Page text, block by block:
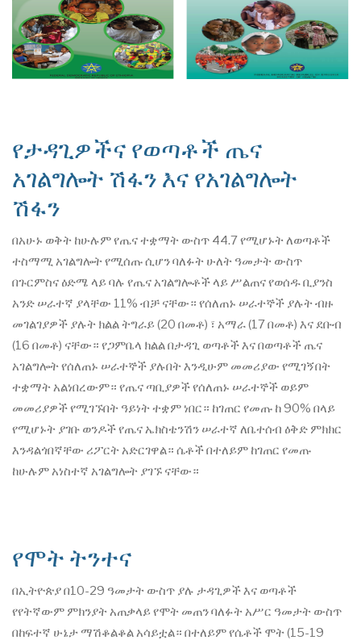
የታዳጊዎችና የወጣቶች ጤና
አገልግሎት ሽፋን እና የአገልግሎት
ሽፋን
በአሁኑ ወቅት ከሁሉም የጤና ተቋማት ውስጥ 44.7 የሚሆኑት ለወጣቶች
ተስማሚ አገልግሎት የሚሰጡ ሲሆን ባለፉት ሁለት ዓመታት ውስጥ
በጉርምስና ዕድሜ ላይ ባሉ የጤና አገልግሎቶች ላይ ሥልጠና የወሰዱ ቢያንስ
አንድ ሠራተኛ ያላቸው 11% ብቻ ናቸው። የሰለጠኑ ሠራተኞች ያሉት ብዙ
መገልገያዎች ያሉት ክልል ትግራይ (20 በመቶ) ፣ አማራ (17 በመቶ) እና ደቡብ
(16 በመቶ) ናቸው። የጋምቤላ ክልል በታዳጊ ወጣቶች እና በወጣቶች ጤና
አገልግሎት የሰለጠኑ ሠራተኞች ያሉበት እንዲሁም መመሪያው የሚገኝበት
ተቋማት አልነበረውም። የጤና ጣቢያዎች የሰለጠኑ ሠራተኞች ወይም
መመሪያዎች የሚገኙበት ዓይነት ተቋም ነበር። ከገጠር የመጡ ከ 90% በላይ
የሚሆኑት ያገቡ ወንዶች የጤና ኤክስቴንሽን ሠራተኛ ለቤተሰብ ዕቅድ ምክክር
እንዳልጎበኛቸው ሪፖርት አድርገዋል። ሴቶች በተለይም ከገጠር የመጡ
ከሁሉም አነስተኛ አገልግሎት ያገኙ ናቸው።
የሞት ትንተና
በኢትዮጵያ በ10-29 ዓመታት ውስጥ ያሉ ታዳጊዎች እና ወጣቶች
የየትኛውም ምክንያት አጠቃላይ የሞት መጠን ባለፉት አሥር ዓመታት ውስጥ
በከፍተኛ ሁኔታ ማሽቆልቆል አሳይቷል። በተለይም የሴቶች ሞት (15-19